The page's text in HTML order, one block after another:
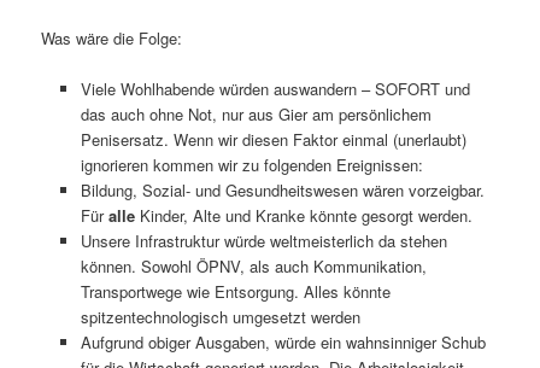
Was wäre die Folge:
Viele Wohlhabende würden auswandern – SOFORT und
das auch ohne Not, nur aus Gier am persönlichem
Penisersatz. Wenn wir diesen Faktor einmal (unerlaubt)
ignorieren kommen wir zu folgenden Ereignissen:
Bildung, Sozial- und Gesundheitswesen wären vorzeigbar.
FüralleKinder, Alte und Kranke könnte gesorgt werden.
Unsere Infrastruktur würde weltmeisterlich da stehen
können. Sowohl ÖPNV, als auch Kommunikation,
Transportwege wie Entsorgung. Alles könnte
spitzentechnologisch umgesetzt werden
Aufgrund obiger Ausgaben, würde ein wahnsinniger Schub